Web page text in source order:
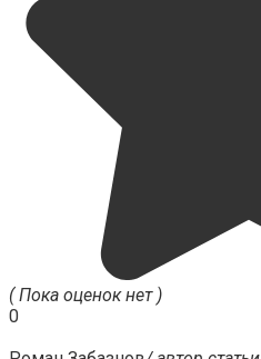
( Пока оценок нет )
0